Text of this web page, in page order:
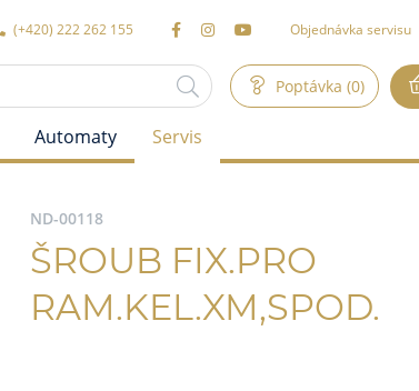
(+420) 222 262 155 Objednávka servisu
Poptávka (0)
ND-00118
ŠROUB FIX.PRO
RAM.KEL.XM,SPOD.
Automaty Servis